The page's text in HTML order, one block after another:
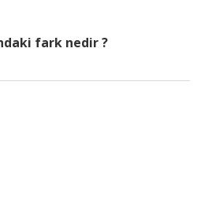
fark nedir ?